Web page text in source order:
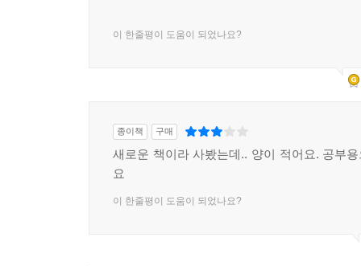
이 한줄평이 도움이 되었나요?
종이책 구매
새로운 책이라 사봤는데.. 양이 적어요. 공부
요
이 한줄평이 도움이 되었나요?